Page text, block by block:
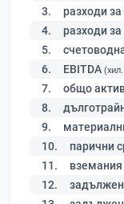
3. разходи
4. разходи
5.
6. EBITDA
7. общо
8.
9.
10. парични
11.
12.